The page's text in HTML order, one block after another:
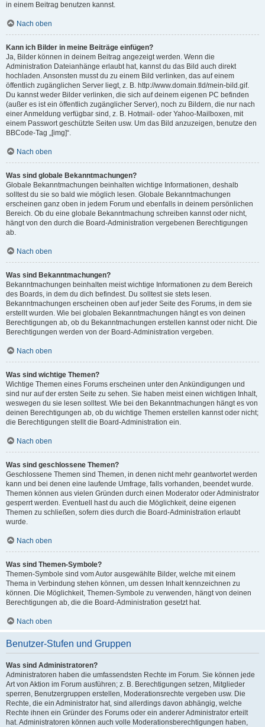
in einem Beitrag benutzen kannst.
Nach oben
Kann ich Bilder in meine Beiträge einfügen?
Ja, Bilder können in deinem Beitrag angezeigt werden. Wenn die
Administration Dateianhänge erlaubt hat, kannst du das Bild auch direkt
hochladen. Ansonsten musst du zu einem Bild verlinken, das auf einem
öffentlich zugänglichen Server liegt, z. B. http://www.domain.tld/mein-bild.gif.
Du kannst weder Bilder verlinken, die sich auf deinem eigenen PC befinden
(außer es ist ein öffentlich zugänglicher Server), noch zu Bildern, die nur nach
einer Anmeldung verfügbar sind, z. B. Hotmail- oder Yahoo-Mailboxen, mit
einem Passwort geschützte Seiten usw. Um das Bild anzuzeigen, benutze den
BBCode-Tag „[img]“.
Nach oben
Was sind globale Bekanntmachungen?
Globale Bekanntmachungen beinhalten wichtige Informationen, deshalb
solltest du sie so bald wie möglich lesen. Globale Bekanntmachungen
erscheinen ganz oben in jedem Forum und ebenfalls in deinem persönlichen
Bereich. Ob du eine globale Bekanntmachung schreiben kannst oder nicht,
hängt von den durch die Board-Administration vergebenen Berechtigungen
ab.
Nach oben
Was sind Bekanntmachungen?
Bekanntmachungen beinhalten meist wichtige Informationen zu dem Bereich
des Boards, in dem du dich befindest. Du solltest sie stets lesen.
Bekanntmachungen erscheinen oben auf jeder Seite des Forums, in dem sie
erstellt wurden. Wie bei globalen Bekanntmachungen hängt es von deinen
Berechtigungen ab, ob du Bekanntmachungen erstellen kannst oder nicht. Die
Berechtigungen werden von der Board-Administration vergeben.
Nach oben
Was sind wichtige Themen?
Wichtige Themen eines Forums erscheinen unter den Ankündigungen und
sind nur auf der ersten Seite zu sehen. Sie haben meist einen wichtigen Inhalt,
weswegen du sie lesen solltest. Wie bei den Bekanntmachungen hängt es von
deinen Berechtigungen ab, ob du wichtige Themen erstellen kannst oder nicht;
die Berechtigungen stellt die Board-Administration ein.
Nach oben
Was sind geschlossene Themen?
Geschlossene Themen sind Themen, in denen nicht mehr geantwortet werden
kann und bei denen eine laufende Umfrage, falls vorhanden, beendet wurde.
Themen können aus vielen Gründen durch einen Moderator oder Administrator
gesperrt werden. Eventuell hast du auch die Möglichkeit, deine eigenen
Themen zu schließen, sofern dies durch die Board-Administration erlaubt
wurde.
Nach oben
Was sind Themen-Symbole?
Themen-Symbole sind vom Autor ausgewählte Bilder, welche mit einem
Thema in Verbindung stehen können, um dessen Inhalt kennzeichnen zu
können. Die Möglichkeit, Themen-Symbole zu verwenden, hängt von deinen
Berechtigungen ab, die die Board-Administration gesetzt hat.
Nach oben
Benutzer-Stufen und Gruppen
Was sind Administratoren?
Administratoren haben die umfassendsten Rechte im Forum. Sie können jede
Art von Aktion im Forum ausführen; z. B. Berechtigungen setzen, Mitglieder
sperren, Benutzergruppen erstellen, Moderationsrechte vergeben usw. Die
Rechte, die ein Administrator hat, sind allerdings davon abhängig, welche
Rechte ihnen ein Gründer des Forums oder ein anderer Administrator erteilt
hat. Administratoren können auch volle Moderationsberechtigungen haben,